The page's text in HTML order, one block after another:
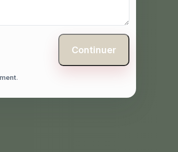
Continuer
.